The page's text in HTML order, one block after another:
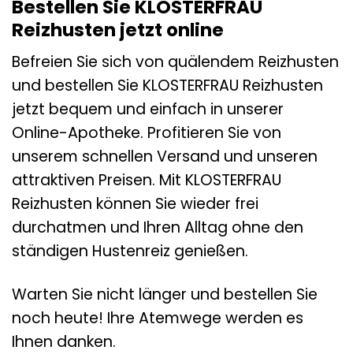
Bestellen Sie KLOSTERFRAU
Reizhusten jetzt online
Befreien Sie sich von quälendem Reizhusten
und bestellen Sie KLOSTERFRAU Reizhusten
jetzt bequem und einfach in unserer
Online-Apotheke. Profitieren Sie von
unserem schnellen Versand und unseren
attraktiven Preisen. Mit KLOSTERFRAU
Reizhusten können Sie wieder frei
durchatmen und Ihren Alltag ohne den
ständigen Hustenreiz genießen.
Warten Sie nicht länger und bestellen Sie
noch heute! Ihre Atemwege werden es
Ihnen danken.